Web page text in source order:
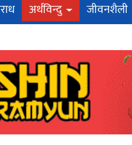
अर्थविन्दु जीवनशैली